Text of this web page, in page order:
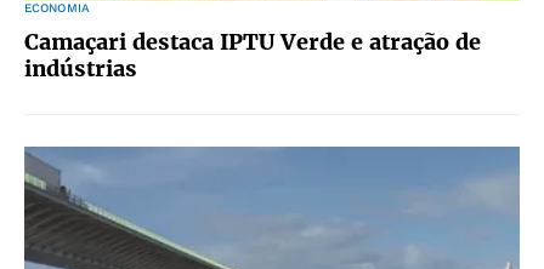
ECONOMIA
Camaçari destaca IPTU Verde e atração de
indústrias